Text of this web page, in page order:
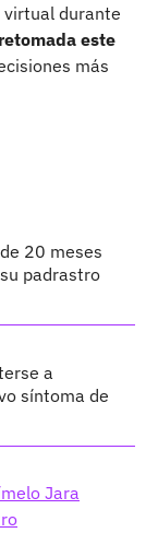
virtual durante
este
más
20 meses
padrastro
a
síntoma de
Jara